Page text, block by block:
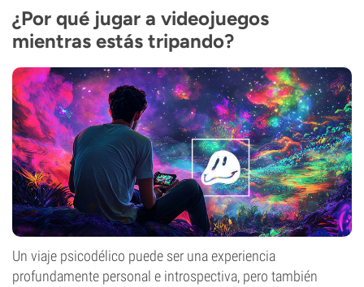
¿Por qué jugar a videojuegos
mientras estás tripando?
Un viaje psicodélico puede ser una experiencia
profundamente personal e introspectiva, pero también